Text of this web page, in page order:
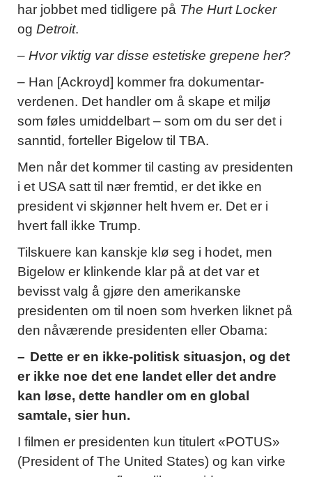
har jobbet med tidligere på The Hurt Locker
og Detroit.
– Hvor viktig var disse estetiske grepene her?
– Han [Ackroyd] kommer fra dokumentar-
verdenen. Det handler om å skape et miljø
som føles umiddelbart – som om du ser det i
sanntid, forteller Bigelow til TBA.
Men når det kommer til casting av presidenten
i et USA satt til nær fremtid, er det ikke en
president vi skjønner helt hvem er. Det er i
hvert fall ikke Trump.
Tilskuere kan kanskje klø seg i hodet, men
Bigelow er klinkende klar på at det var et
bevisst valg å gjøre den amerikanske
presidenten om til noen som hverken liknet på
den nåværende presidenten eller Obama:
– Dette er en ikke-politisk situasjon, og det
er ikke noe det ene landet eller det andre
kan løse, dette handler om en global
samtale, sier hun.
I filmen er presidenten kun titulert «POTUS»
(President of The United States) og kan virke